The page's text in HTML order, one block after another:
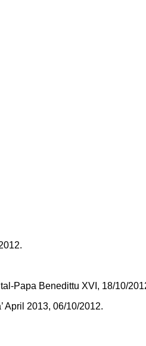
Papa Benedittu XVI, 18/10/
April 2013, 06/10/2012.